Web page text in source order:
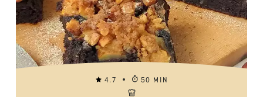
4.7 50 MIN